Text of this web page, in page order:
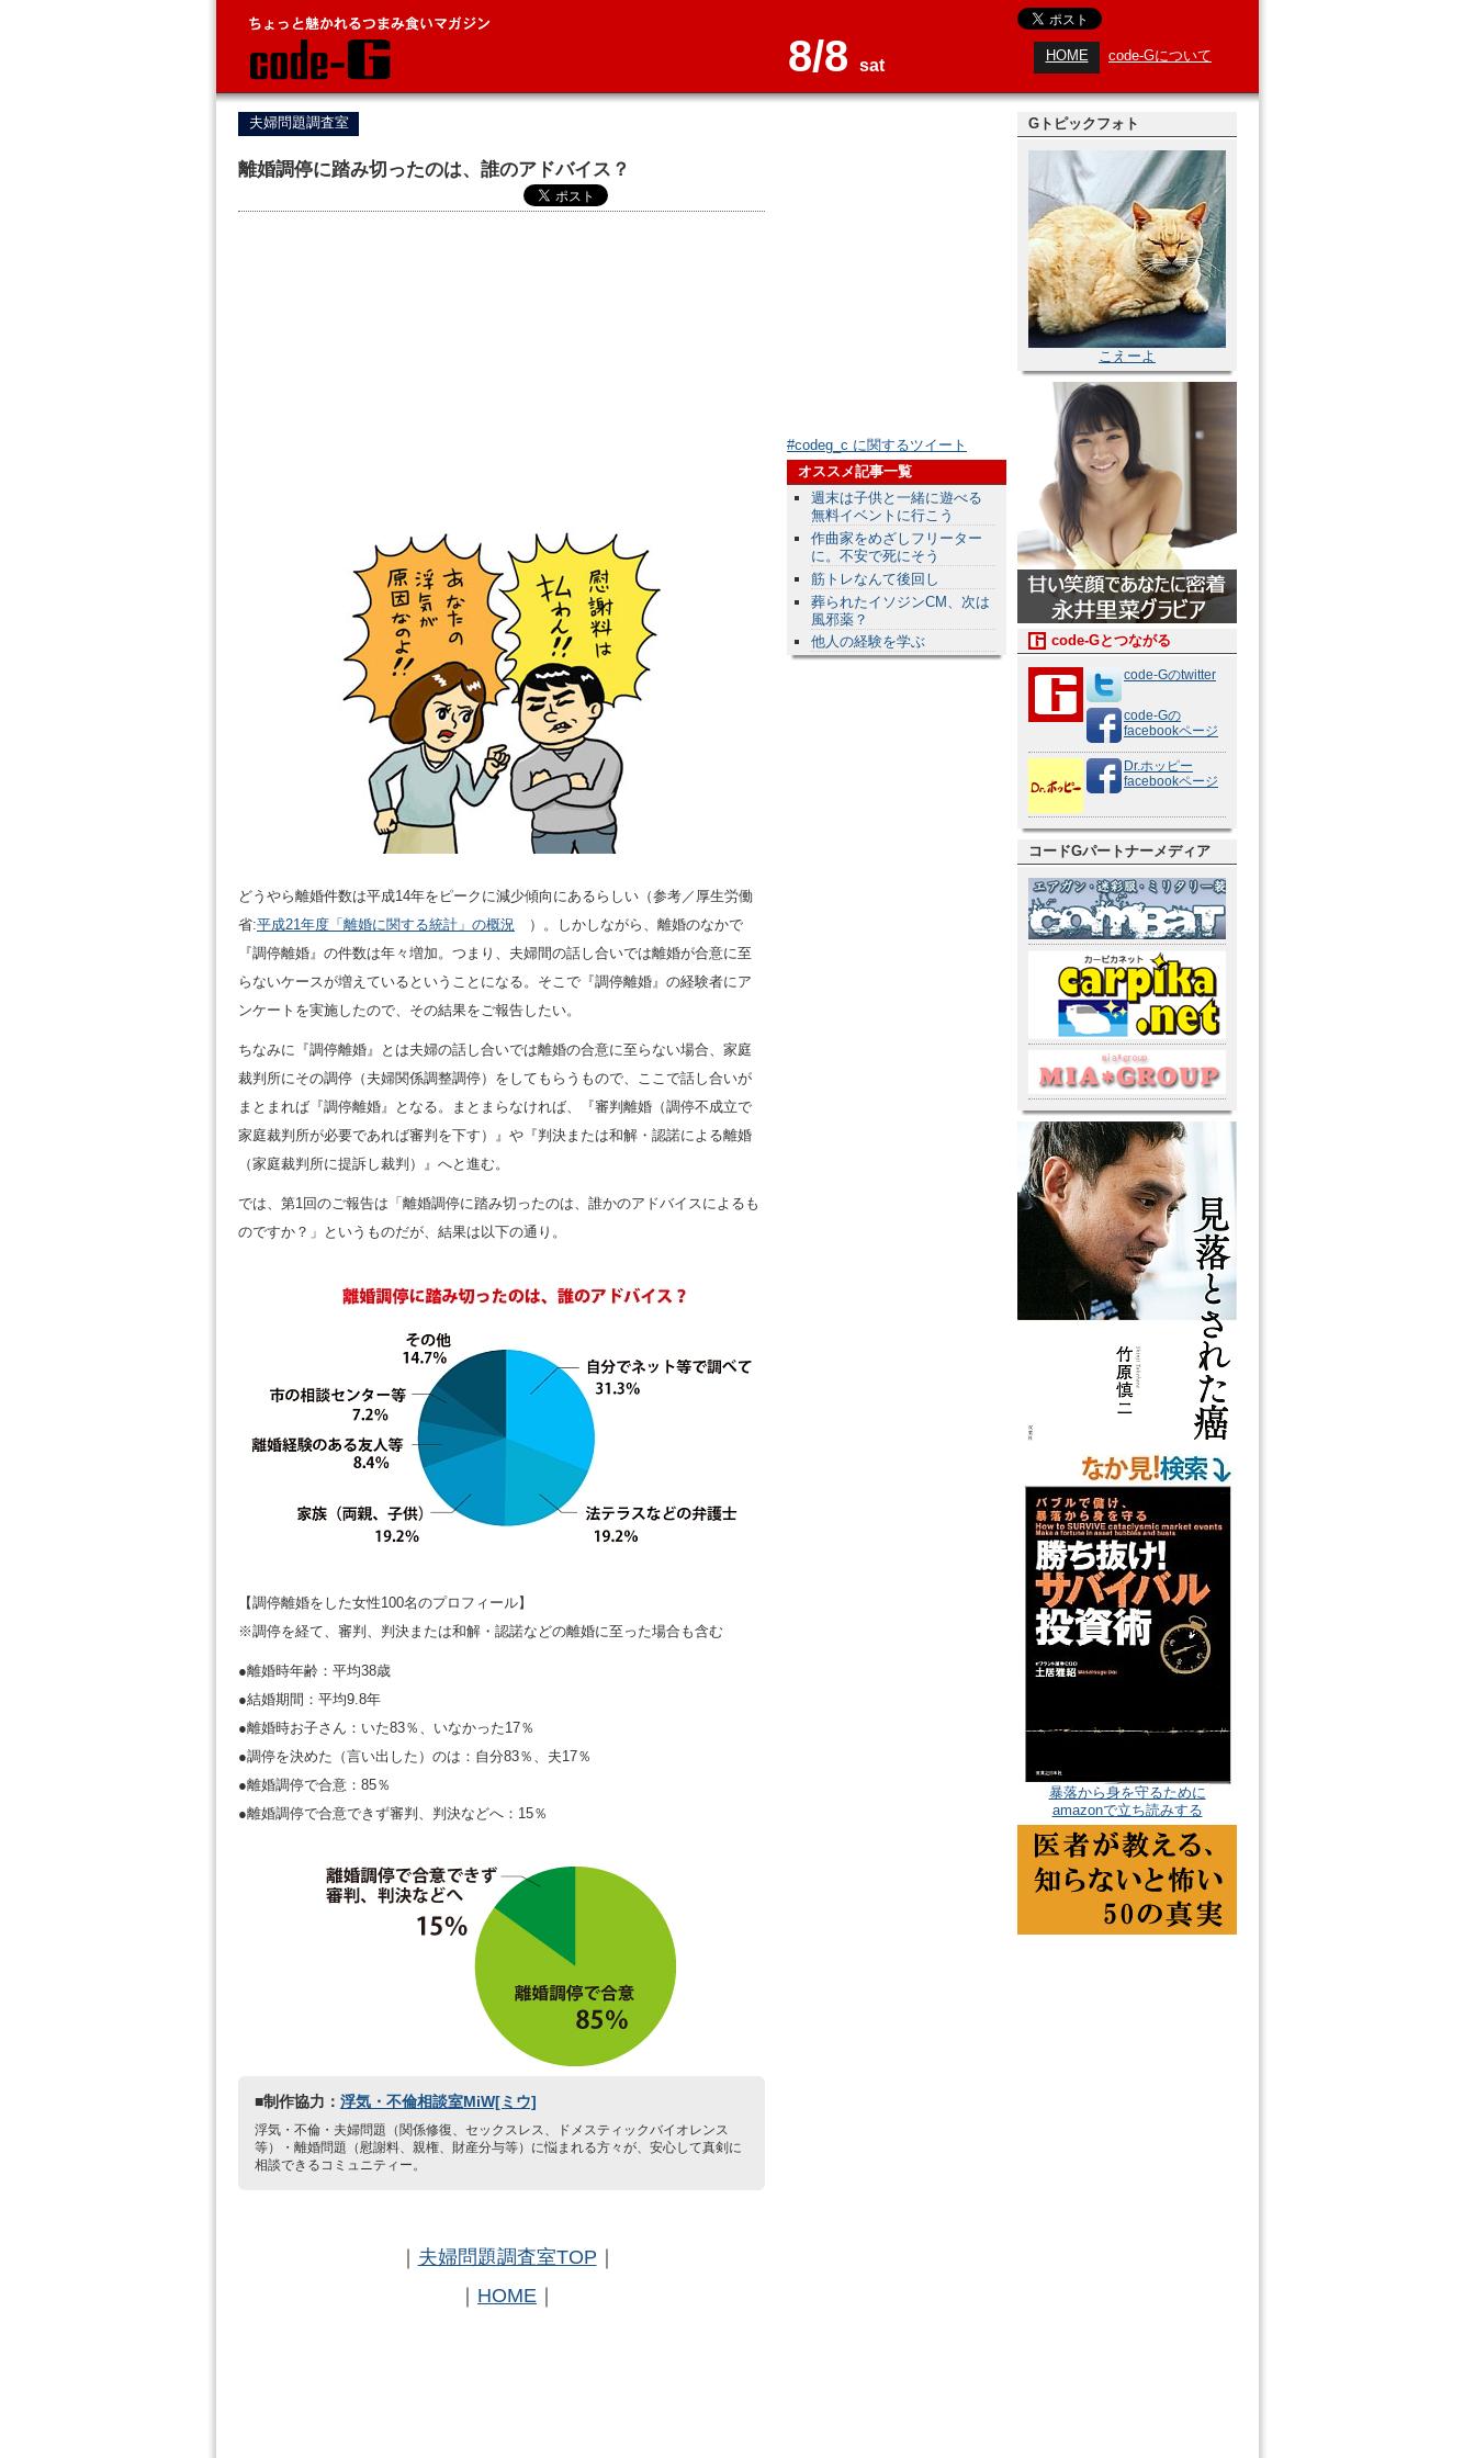
8/8 sat
code-Gについて
HOME
夫婦問題調査室
離婚調停に踏み切ったのは、誰のアドバイス？
どうやら離婚件数は平成14年をピークに減少傾向にあるらしい（参考／厚生労働
省:平成21年度「離婚に関する統計」の概況 ）。しかしながら、離婚のなかで
『調停離婚』の件数は年々増加。つまり、夫婦間の話し合いでは離婚が合意に至
らないケースが増えているということになる。そこで『調停離婚』の経験者にア
ンケートを実施したので、その結果をご報告したい。
ちなみに『調停離婚』とは夫婦の話し合いでは離婚の合意に至らない場合、家庭
裁判所にその調停（夫婦関係調整調停）をしてもらうもので、ここで話し合いが
まとまれば『調停離婚』となる。まとまらなければ、『審判離婚（調停不成立で
家庭裁判所が必要であれば審判を下す）』や『判決または和解・認諾による離婚
（家庭裁判所に提訴し裁判）』へと進む。
では、第1回のご報告は「離婚調停に踏み切ったのは、誰かのアドバイスによるも
のですか？」というものだが、結果は以下の通り。
【調停離婚をした女性100名のプロフィール】
※調停を経て、審判、判決または和解・認諾などの離婚に至った場合も含む
●離婚時年齢：平均38歳
●結婚期間：平均9.8年
●離婚時お子さん：いた83％、いなかった17％
●調停を決めた（言い出した）のは：自分83％、夫17％
●離婚調停で合意：85％
●離婚調停で合意できず審判、判決などへ：15％
■制作協力： 浮気・不倫相談室MiW[ミウ]
浮気・不倫・夫婦問題（関係修復、セックスレス、ドメスティックバイオレンス
等）・離婚問題（慰謝料、親権、財産分与等）に悩まれる方々が、安心して真剣に
相談できるコミュニティー。
夫婦問題調査室TOP
HOME
#codeg_c に関するツイート
オススメ記事一覧
週末は子供と一緒に遊べる
無料イベントに行こう
作曲家をめざしフリーター
に。不安で死にそう
筋トレなんて後回し
葬られたイソジンCM、次は
風邪薬？
他人の経験を学ぶ
Gトピックフォト
こえーよ
code-Gとつながる
code-Gのtwitter
code-Gの
facebookページ
Dr.ホッピー
facebookページ
コードGパートナーメディア
暴落から身を守るために
amazonで立ち読みする